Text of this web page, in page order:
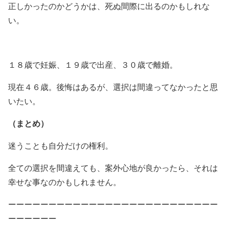
正しかったのかどうかは、死ぬ間際に出るのかもしれな
い。
１８歳で妊娠、１９歳で出産、３０歳で離婚。
現在４６歳。後悔はあるが、選択は間違ってなかったと思
いたい。
（まとめ）
迷うことも自分だけの権利。
全ての選択を間違えても、案外心地が良かったら、それは
幸せな事なのかもしれません。
ーーーーーーーーーーーーーーーーーーーーーーーーーー
ーーーーーー